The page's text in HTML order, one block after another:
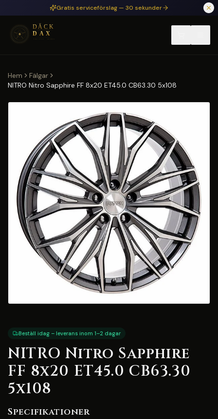
Hoppa till huvudinnehållGratis serviceförslag — 30 sekunder
Hem
Fälgar
NITRO Nitro Sapphire FF 8x20 ET45.0 CB63.30 5x108
Beställ idag – leverans inom 1–2 dagar
NITRO Nitro Sapphire
FF 8x20 ET45.0 CB63.30
5x108
Specifikationer